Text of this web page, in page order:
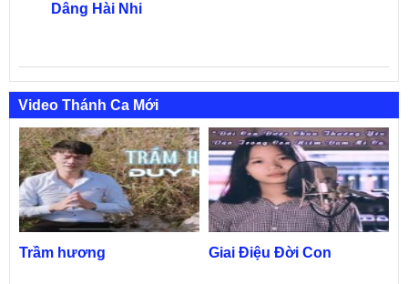
Dâng Hài Nhi
Video Thánh Ca Mới
Trầm hương Giai Điệu Đời Con